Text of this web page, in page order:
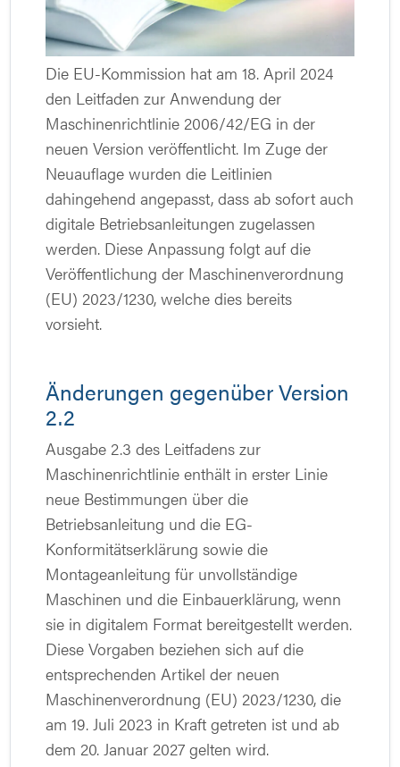
Die EU-Kommission hat am 18. April 2024
den Leitfaden zur Anwendung der
Maschinenrichtlinie 2006/42/EG in der
neuen Version veröffentlicht. Im Zuge der
Neuauflage wurden die Leitlinien
dahingehend angepasst, dass ab sofort auch
digitale Betriebsanleitungen zugelassen
werden. Diese Anpassung folgt auf die
Veröffentlichung der Maschinenverordnung
(EU) 2023/1230, welche dies bereits
vorsieht.
Änderungen gegenüber Version
2.2
Ausgabe 2.3 des Leitfadens zur
Maschinenrichtlinie enthält in erster Linie
neue Bestimmungen über die
Betriebsanleitung und die EG-
Konformitätserklärung sowie die
Montageanleitung für unvollständige
Maschinen und die Einbauerklärung, wenn
sie in digitalem Format bereitgestellt werden.
Diese Vorgaben beziehen sich auf die
entsprechenden Artikel der neuen
Maschinenverordnung (EU) 2023/1230, die
am 19. Juli 2023 in Kraft getreten ist und ab
dem 20. Januar 2027 gelten wird.